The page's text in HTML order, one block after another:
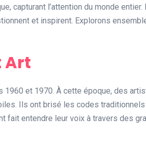
capturant l’attention du monde entier.
et inspirent. Explorons
Art
1960 et 1970. À cette époque, des
Ils ont brisé les codes traditionnels
fait entendre leur voix à travers des
Divers
L’ambiance
comment